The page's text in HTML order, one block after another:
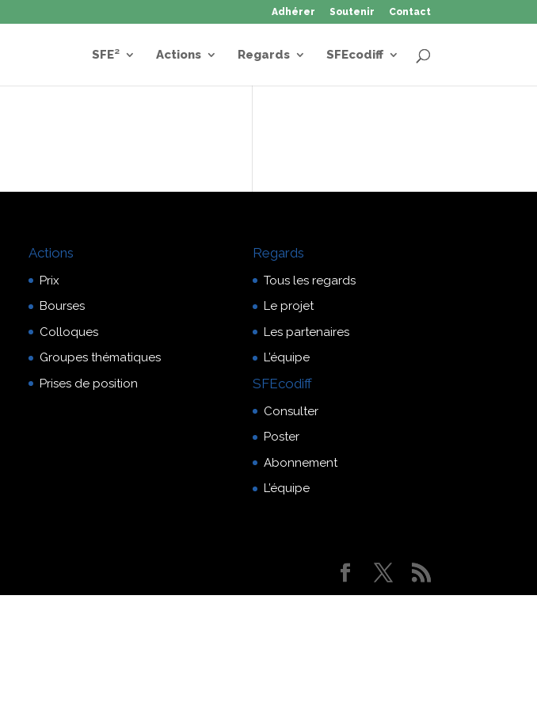
Adhérer Soutenir Contact
SFE² Actions Regards SFEcodiff
Actions
Prix
Bourses
Colloques
Groupes thématiques
Prises de position
Regards
Tous les regards
Le projet
Les partenaires
L’équipe
SFEcodiff
Consulter
Poster
Abonnement
L’équipe